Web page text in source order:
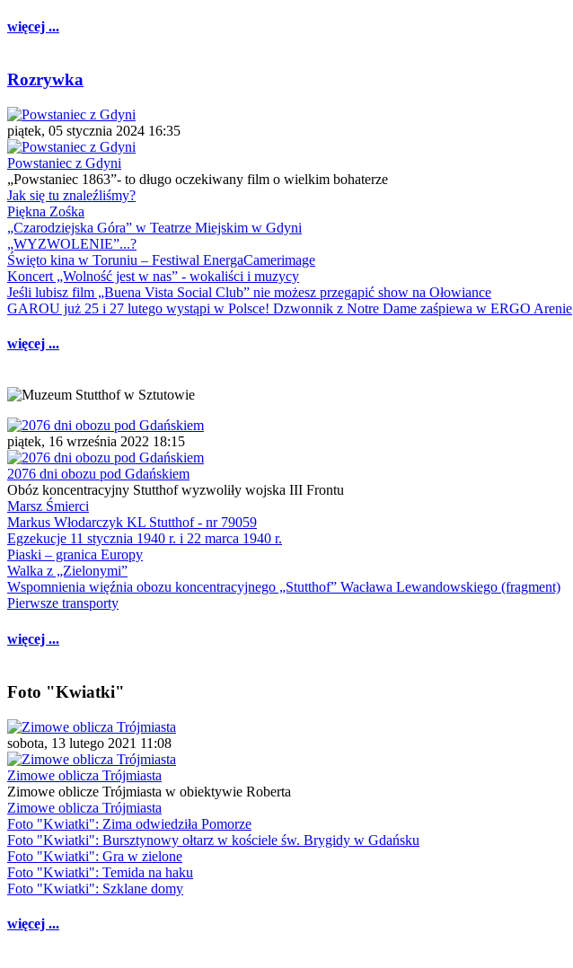
więcej ...
Rozrywka
piątek, 05 stycznia 2024 16:35
Powstaniec z Gdyni
„Powstaniec 1863”- to długo oczekiwany film o wielkim bohaterze
Jak się tu znaleźliśmy?
Piękna Zośka
„Czarodziejska Góra” w Teatrze Miejskim w Gdyni
„WYZWOLENIE”...?
Święto kina w Toruniu – Festiwal EnergaCamerimage
Koncert „Wolność jest w nas” - wokaliści i muzycy
Jeśli lubisz film „Buena Vista Social Club” nie możesz przegapić show na Ołowiance
GAROU już 25 i 27 lutego wystąpi w Polsce! Dzwonnik z Notre Dame zaśpiewa w ERGO Arenie
więcej ...
piątek, 16 września 2022 18:15
2076 dni obozu pod Gdańskiem
Obóz koncentracyjny Stutthof wyzwoliły wojska III Frontu
Marsz Śmierci
Markus Włodarczyk KL Stutthof - nr 79059
Egzekucje 11 stycznia 1940 r. i 22 marca 1940 r.
Piaski – granica Europy
Walka z „Zielonymi”
Wspomnienia więźnia obozu koncentracyjnego „Stutthof” Wacława Lewandowskiego (fragment)
Pierwsze transporty
więcej ...
Foto "Kwiatki"
sobota, 13 lutego 2021 11:08
Zimowe oblicza Trójmiasta
Zimowe oblicze Trójmiasta w obiektywie Roberta
Zimowe oblicza Trójmiasta
Foto "Kwiatki": Zima odwiedziła Pomorze
Foto "Kwiatki": Bursztynowy ołtarz w kościele św. Brygidy w Gdańsku
Foto "Kwiatki": Gra w zielone
Foto "Kwiatki": Temida na haku
Foto "Kwiatki": Szklane domy
więcej ...